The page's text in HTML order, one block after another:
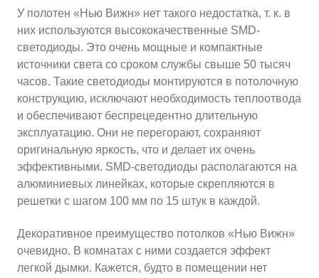
У полотен «Нью Вижн» нет такого недостатка, т. к. в
них используются высококачественные SMD-
светодиоды. Это очень мощные и компактные
источники света со сроком службы свыше 50 тысяч
часов. Такие светодиоды монтируются в потолочную
конструкцию, исключают необходимость теплоотвода
и обеспечивают беспрецедентно длительную
эксплуатацию. Они не перегорают, сохраняют
оригинальную яркость, что и делает их очень
эффективными. SMD-светодиоды располагаются на
алюминиевых линейках, которые скрепляются в
решетки с шагом 100 мм по 15 штук в каждой.
Декоративное преимущество потолков «Нью Вижн»
очевидно. В комнатах с ними создается эффект
легкой дымки. Кажется, будто в помещении нет